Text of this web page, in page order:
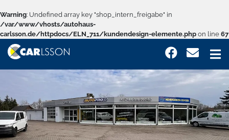
Warning: Undefined array key "shop_intern_freigabe" in
/var/www/vhosts/autohaus-
carlsson.de/httpdocs/ELN_711/kundendesign-elemente.php on line 67